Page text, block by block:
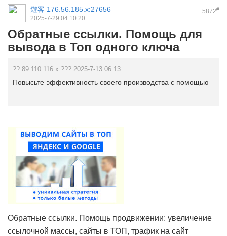
5872#
遊客 176.56.185.x:27656
2025-7-29 04:10:20
Обратные ссылки. Помощь для
вывода в Топ одного ключа
?? 89.110.116.x ??? 2025-7-13 06:13
Повысьте эффективность своего производства с помощью
Обратные ссылки. Помощь продвижении: увеличение
ссылочной массы, сайты в ТОП, трафик на сайт